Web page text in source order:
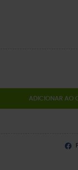
ADICIONAR AO